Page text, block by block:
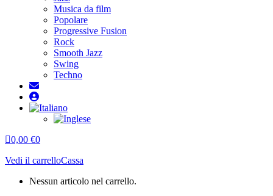
Musica da film
Popolare
Progressive Fusion
Rock
Smooth Jazz
Swing
Techno
0,00 €0
Vedi il carrelloCassa
Nessun articolo nel carrello.